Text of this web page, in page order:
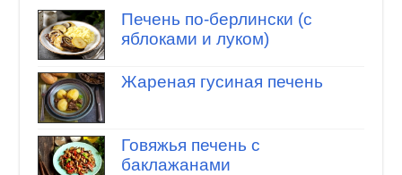
Печень по-берлински (с
яблоками и луком)
Жареная гусиная печень
Говяжья печень с
баклажанами